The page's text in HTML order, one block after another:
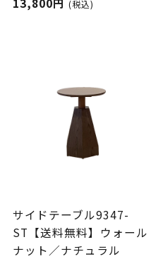
(税込)
サイドテーブル9347-
ST【送料無料】ウォール
ナット／ナチュラル